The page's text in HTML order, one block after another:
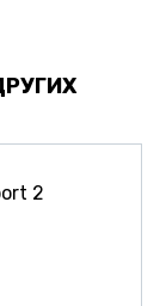
2